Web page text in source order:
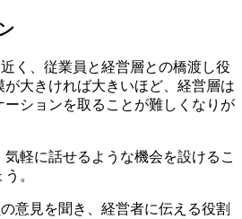
く、従業員と経営層との橋渡し役
が大きければ大きいほど、経営層は
ションを取ることが難しくなりが
軽に話せるような機会を設けるこ
。
意見を聞き、経営者に伝える役割